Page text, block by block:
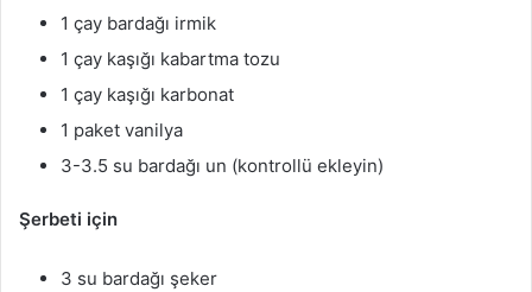
1 çay bardağı irmik
1 çay kaşığı kabartma tozu
1 çay kaşığı karbonat
1 paket vanilya
3-3.5 su bardağı un (kontrollü ekleyin)
Şerbeti için
3 su bardağı şeker